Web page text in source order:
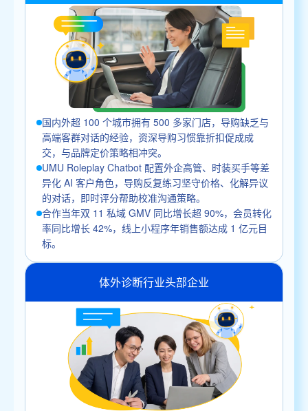
国内外超 100 个城市拥有 500 多家门店，导购缺乏与
高端客群对话的经验，资深导购习惯靠折扣促成成
交，与品牌定价策略相冲突。
UMU Roleplay Chatbot 配置外企高管、时装买手等差
异化 AI 客户角色，导购反复练习坚守价格、化解异议
的对话，即时评分帮助校准沟通策略。
合作当年双 11 私域 GMV 同比增长超 90%，会员转化
率同比增长 42%，线上小程序年销售额达成 1 亿元目
标。
体外诊断行业头部企业